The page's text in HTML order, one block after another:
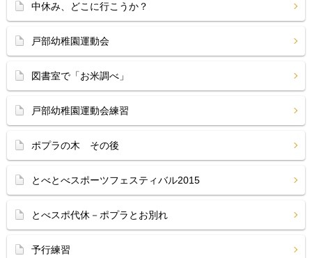
中休み、どこに行こうか？
戸部幼稚園運動会
図書室で「お米調べ」
戸部幼稚園運動会練習
ポプラの木 その後
とべとべスポーツフェスティバル2015
とべスポ代休－ポプラとお別れ
予行練習